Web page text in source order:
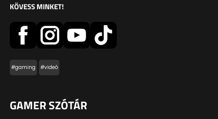
KÖVESS MINKET!
#gaming #videó
GAMER SZÓTÁR